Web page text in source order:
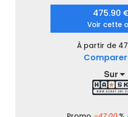
475.90
Voir cette
À partir de
Comparer
Sur